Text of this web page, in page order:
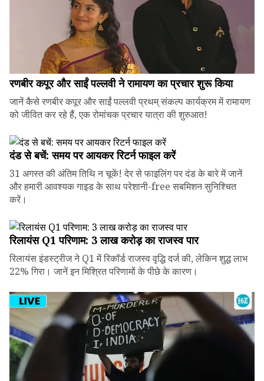
रणबीर कपूर और साईं पल्लवी ने रामायण का प्रचार शुरू किया
जानें कैसे रणबीर कपूर और साईं पल्लवी प्रथम् संकल्प कार्यक्रम में रामायण
को जीवित कर रहे हैं, एक रोमांचक प्रचार यात्रा की शुरुआत!
दंड से बचें: समय पर आयकर रिटर्न फाइल करें
31 अगस्त की अंतिम तिथि न चूकें! देर से फाइलिंग पर दंड के बारे में जानें
और हमारी आवश्यक गाइड के साथ परेशानी-free सबमिशन सुनिश्चित
करें।
रिलायंस Q1 परिणाम: ₹3 लाख करोड़ का राजस्व पार
रिलायंस इंडस्ट्रीज ने Q1 में रिकॉर्ड राजस्व वृद्धि दर्ज की, लेकिन शुद्ध लाभ
22% गिरा। जानें इन मिश्रित परिणामों के पीछे के कारण।